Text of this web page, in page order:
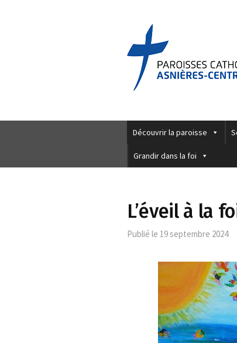
Découvrir la paroisse
Grandir dans la foi
L’éveil à la
Publié le 19 septembre 2024